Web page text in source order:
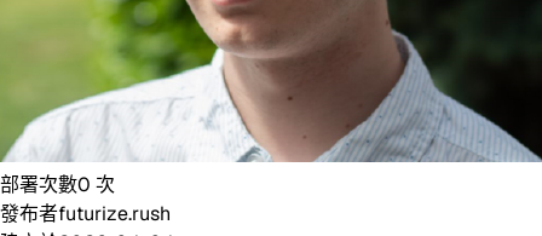
部署次數0 次
發布者futurize.rush